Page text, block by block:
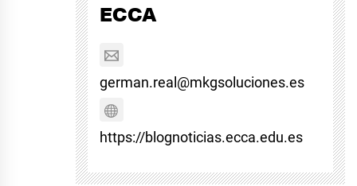
ECCA
german.real@mkgsoluciones.es
https://blognoticias.ecca.edu.es